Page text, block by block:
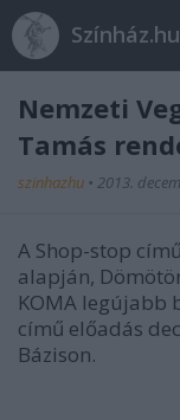
Színház.hu
Nemzeti
Tamás
szinhazhu • 2013.
A Shop-stop
alapján,
KOMA legújabb
című előadás
Bázison.